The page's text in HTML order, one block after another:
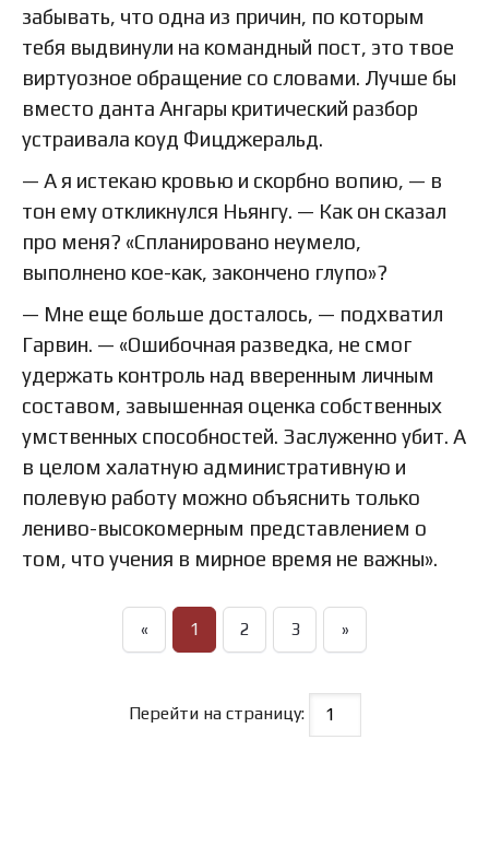
забывать, что одна из причин, по которым
тебя выдвинули на командный пост, это твое
виртуозное обращение со словами. Лучше бы
вместо данта Ангары критический разбор
устраивала коуд Фицджеральд.
— А я истекаю кровью и скорбно вопию, — в
тон ему откликнулся Ньянгу. — Как он сказал
про меня? «Спланировано неумело,
выполнено кое-как, закончено глупо»?
— Мне еще больше досталось, — подхватил
Гарвин. — «Ошибочная разведка, не смог
удержать контроль над вверенным личным
составом, завышенная оценка собственных
умственных способностей. Заслуженно убит. А
в целом халатную административную и
полевую работу можно объяснить только
лениво-высокомерным представлением о
том, что учения в мирное время не важны».
« 1 2 3 »
Перейти на страницу: